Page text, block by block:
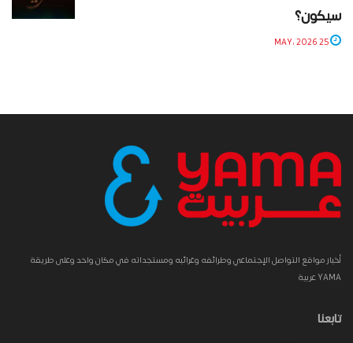
سيكون؟
أخبار مواقع التواصل الإجتماعي وطرائفه وغرائبه ومستجداته في مكان واحد وعلى طريقة
YAMA عربية
تابعنا